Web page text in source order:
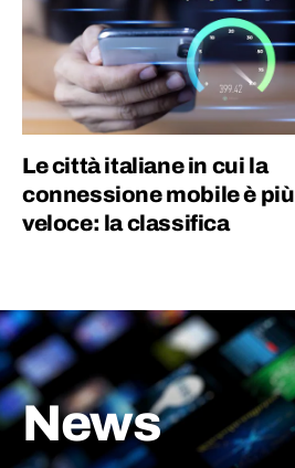
Le città italiane in cui la
connessione mobile è più
veloce: la classifica
News